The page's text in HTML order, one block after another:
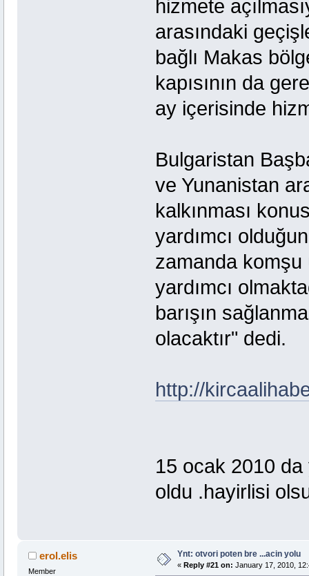
hizmete
arasındaki
bağlı Makas
kapısının da
ay içerisinde
Bulgaristan
ve Yunanistan
kalkınması
yardımcı
zamanda komşu
yardımcı
barışın
olacaktır" dedi.
http://
15 ocak 2010
oldu .hayirlisi
erol.elis
Member
Ynt: otvori poten bre ...acin yolu
« Reply #21 on: January 17, 2010,